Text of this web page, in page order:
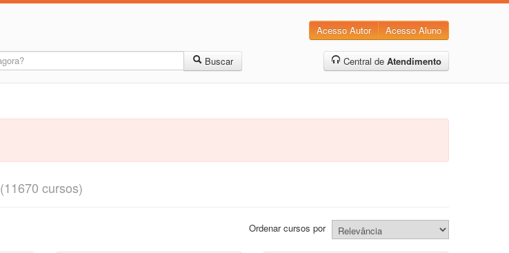
Acesso Autor Acesso Aluno
Buscar Central de Atendimento
(11670 cursos)
Ordenar cursos por